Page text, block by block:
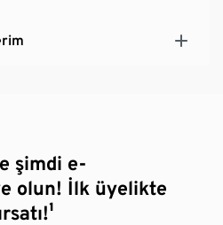
şimdi e-
olun! İlk üyelikte